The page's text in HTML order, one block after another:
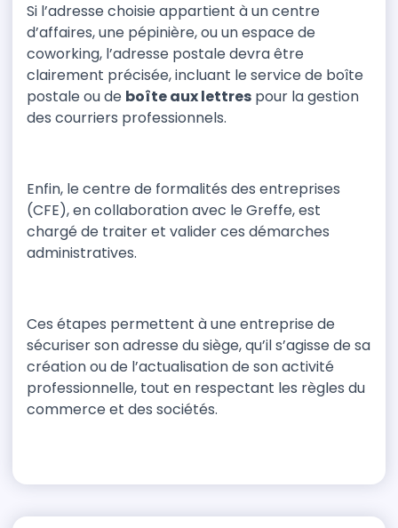
Si l’adresse choisie appartient à un centre
d’affaires, une pépinière, ou un espace de
coworking, l’adresse postale devra être
clairement précisée, incluant le service de boîte
postale ou de boîte aux lettres pour la gestion
des courriers professionnels.
Enfin, le centre de formalités des entreprises
(CFE), en collaboration avec le Greffe, est
chargé de traiter et valider ces démarches
administratives.
Ces étapes permettent à une entreprise de
sécuriser son adresse du siège, qu’il s’agisse de sa
création ou de l’actualisation de son activité
professionnelle, tout en respectant les règles du
commerce et des sociétés.